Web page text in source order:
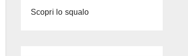
Scopri lo squalo